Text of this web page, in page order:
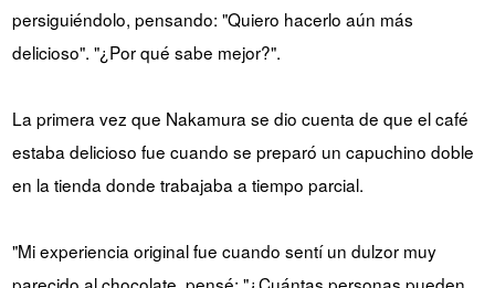
persiguiéndolo, pensando: "Quiero hacerlo aún más
delicioso". "¿Por qué sabe mejor?".
La primera vez que Nakamura se dio cuenta de que el café
estaba delicioso fue cuando se preparó un capuchino doble
en la tienda donde trabajaba a tiempo parcial.
"Mi experiencia original fue cuando sentí un dulzor muy